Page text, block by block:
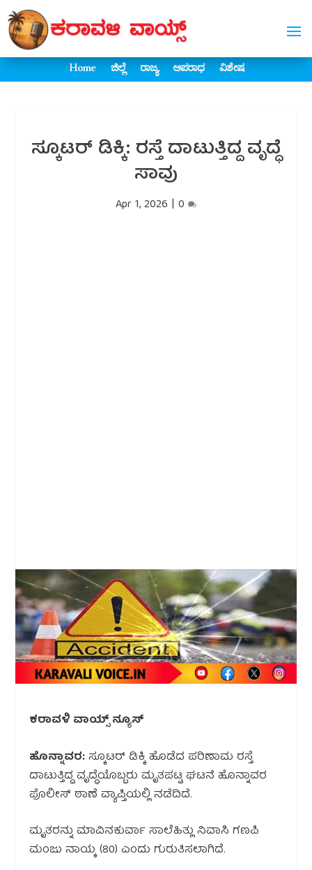
Home ಜಿಲ್ಲೆ ರಾಜ್ಯ ಅಪರಾಧ ವಿಶೇಷ
ಸ್ಕೂಟರ್ ಡಿಕ್ಕಿ: ರಸ್ತೆ ದಾಟುತ್ತಿದ್ದ ವೃದ್ಧೆ
ಸಾವು
Apr 1, 2026 | 0
ಕರಾವಳಿ ವಾಯ್ಸ್ ನ್ಯೂಸ್
ಹೊನ್ನಾವರ:ಸ್ಕೂಟರ್ ಡಿಕ್ಕಿ ಹೊಡೆದ ಪರಿಣಾಮ ರಸ್ತೆ
ದಾಟುತ್ತಿದ್ದ ವೃದ್ಧೆಯೊಬ್ಬರು ಮೃತಪಟ್ಟ ಘಟನೆ ಹೊನ್ನಾವರ
ಪೊಲೀಸ್ ಠಾಣೆ ವ್ಯಾಪ್ತಿಯಲ್ಲಿ ನಡೆದಿದೆ.
ಮೃತರನ್ನು ಮಾವಿನಕುರ್ವಾ ಸಾಲೆಹಿತ್ಲು ನಿವಾಸಿ ಗಣಪಿ
ಮಂಜು ನಾಯ್ಕ (80) ಎಂದು ಗುರುತಿಸಲಾಗಿದೆ.